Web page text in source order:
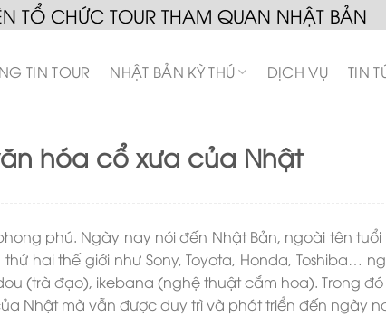
TỔ CHỨC TOUR THAM QUAN NHẬT BẢN
TIN TOUR NHẬT BẢN KỲ THÚ DỊCH VỤ TIN
hóa cổ xưa của Nhật
phú. Ngày nay nói đến Nhật Bản, ngoài tên tuổi
hai thế giới như Sony, Toyota, Honda, Toshiba…
(trà đạo), ikebana (nghệ thuật cắm hoa). Trong
Nhật mà vẫn được duy trì và phát triển đến ngày